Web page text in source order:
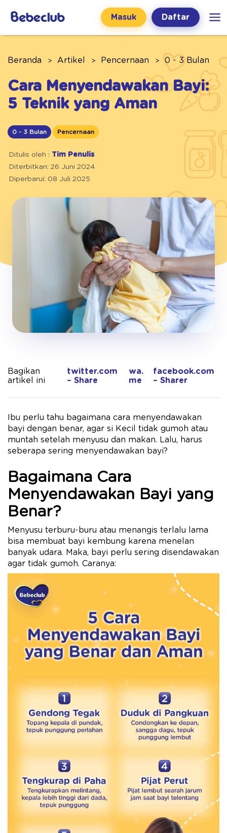
Masuk Daftar
Beranda Artikel Pencernaan 0 - 3 Bulan
Cara Menyendawakan Bayi:
5 Teknik yang Aman
0 - 3 Bulan Pencernaan
Ditulis oleh : Tim Penulis
Diterbitkan: 26 Juni 2024
Diperbarui: 08 Juli 2025
Bagikan
artikel ini
twitter.com
– Share
wa.
me
facebook.com
– Sharer
Ibu perlu tahu bagaimana cara menyendawakan
bayi dengan benar, agar si Kecil tidak gumoh atau
muntah setelah menyusu dan makan. Lalu, harus
seberapa sering menyendawakan bayi?
Bagaimana Cara
Menyendawakan Bayi yang
Benar?
Menyusu terburu-buru atau menangis terlalu lama
bisa membuat bayi kembung karena menelan
banyak udara. Maka, bayi perlu sering disendawakan
agar tidak gumoh. Caranya: